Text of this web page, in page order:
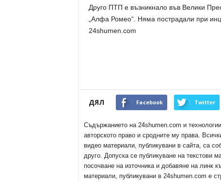
Друго ПТП е възникнало във Велики
„Алфа Ромео“. Няма пострадали при
24shumen.com
ДЯЛ Facebook Twitter
Съдържанието на 24shumen.com и
авторското право и сродните му права.
видео материали, публикувани в сайта, са
друго. Допуска се публикуване на текстови
посочване на източника и добавяне на линк
материали, публикувани в 24shumen.com е